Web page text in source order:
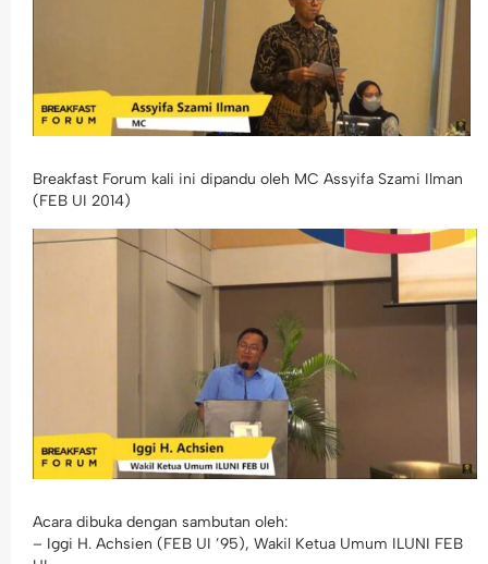
Breakfast Forum kali ini dipandu oleh MC Assyifa Szami Ilman
(FEB UI 2014)
Acara dibuka dengan sambutan oleh:
– Iggi H. Achsien (FEB UI ’95), Wakil Ketua Umum ILUNI FEB